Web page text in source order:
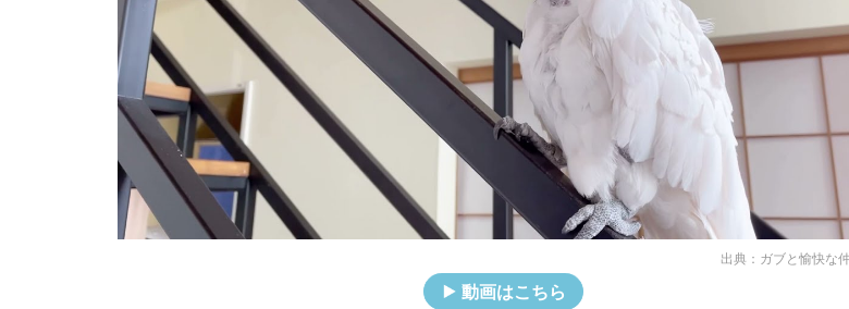
出典： ガブと愉快な
動画はこちら